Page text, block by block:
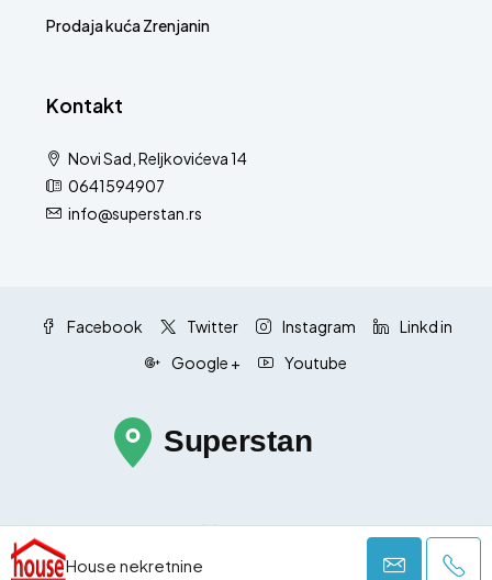
House nekretnine
Prodaja kuća Zrenjanin
Kontakt
Novi Sad, Reljkovićeva 14
0641594907
info@superstan.rs
Facebook Twitter Instagram
Linkd in
Google +
Youtube
Pravila i uslovi korišćenja Politika privatnosti